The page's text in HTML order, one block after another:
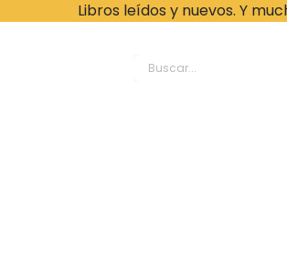
Libros leídos y nuevos. Y